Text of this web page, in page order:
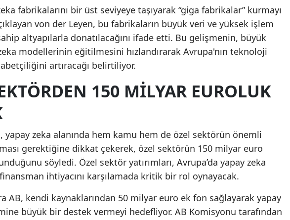
fabrikalarını bir üst seviyeye taşıyarak “giga fabrikalar” kurmayı
von der Leyen, bu fabrikaların büyük veri ve yüksek işlem
altyapılarla donatılacağını ifade etti. Bu gelişmenin, büyük
modellerinin eğitilmesini hızlandırarak Avrupa'nın teknoloji
artıracağı belirtiliyor.
150 MILYAR EUROLUK
yapay zeka alanında hem kamu hem de özel sektörün önemli
gerektiğine dikkat çekerek, özel sektörün 150 milyar euro
söyledi. Özel sektör yatırımları, Avrupa’da yapay zeka
ihtiyacını karşılamada kritik bir rol oynayacak.
AB, kendi kaynaklarından 50 milyar euro ek fon sağlayarak yapay
büyük bir destek vermeyi hedefliyor. AB Komisyonu tarafından